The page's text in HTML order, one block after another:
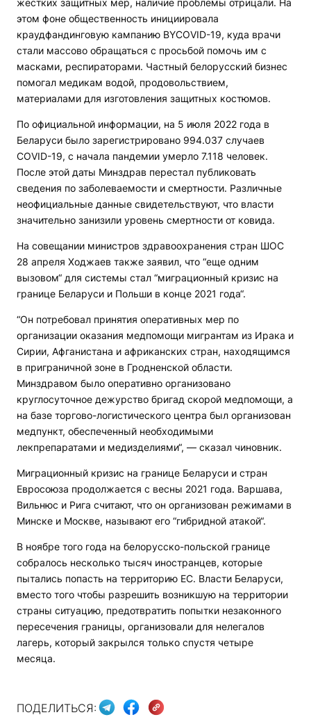
жестких защитных мер, наличие проблемы отрицали. На
этом фоне общественность инициировала
краудфандинговую кампанию BYCOVID-19, куда врачи
стали массово обращаться с просьбой помочь им с
масками, респираторами. Частный белорусский бизнес
помогал медикам водой, продовольствием,
материалами для изготовления защитных костюмов.
По официальной информации, на 5 июля 2022 года в
Беларуси было зарегистрировано 994.037 случаев
COVID-19, с начала пандемии умерло 7.118 человек.
После этой даты Минздрав перестал публиковать
сведения по заболеваемости и смертности. Различные
неофициальные данные свидетельствуют, что власти
значительно занизили уровень смертности от ковида.
На совещании министров здравоохранения стран ШОС
28 апреля Ходжаев также заявил, что “еще одним
вызовом“ для системы стал “миграционный кризис на
границе Беларуси и Польши в конце 2021 года“.
“Он потребовал принятия оперативных мер по
организации оказания медпомощи мигрантам из Ирака и
Сирии, Афганистана и африканских стран, находящимся
в приграничной зоне в Гродненской области.
Минздравом было оперативно организовано
круглосуточное дежурство бригад скорой медпомощи, а
на базе торгово-логистического центра был организован
медпункт, обеспеченный необходимыми
лекпрепаратами и медизделиями“, — сказал чиновник.
Миграционный кризис на границе Беларуси и стран
Евросоюза продолжается с весны 2021 года. Варшава,
Вильнюс и Рига считают, что он организован режимами в
Минске и Москве, называют его “гибридной атакой“.
В ноябре того года на белорусско-польской границе
собралось несколько тысяч иностранцев, которые
пытались попасть на территорию ЕС. Власти Беларуси,
вместо того чтобы разрешить возникшую на территории
страны ситуацию, предотвратить попытки незаконного
пересечения границы, организовали для нелегалов
лагерь, который закрылся только спустя четыре
месяца.
ПОДЕЛИТЬСЯ: